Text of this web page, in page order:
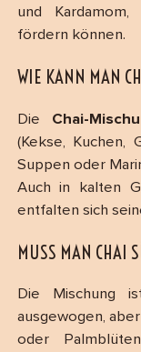
und
fördern können.
WIE KANN MAN
Die Chai-
(Kekse, Kuchen,
Suppen oder
Auch in kalten
entfalten sich
MUSS MAN CHAI
Die Mischung
ausgewogen,
oder